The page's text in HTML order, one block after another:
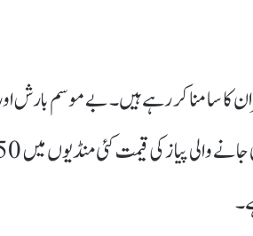
کا سامنا کر رہے ہیں۔ بے موسم بارش
ژالہ باری نے جہاں کھڑی فصلوں کو تباہ کر دیا، وہیں ریاست کی